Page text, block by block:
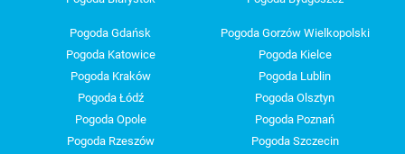
Pogoda Gdańsk
Pogoda Gorzów Wielkopolski
Pogoda Katowice
Pogoda Kielce
Pogoda Kraków
Pogoda Lublin
Pogoda Łódź
Pogoda Olsztyn
Pogoda Opole
Pogoda Poznań
Pogoda Rzeszów
Pogoda Szczecin